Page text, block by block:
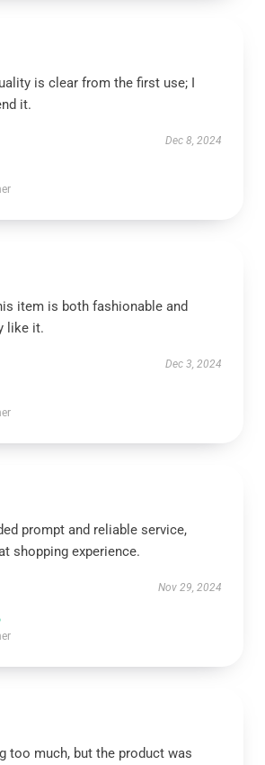
is clear from the first use; I
it.
Dec 8, 2024
item is both fashionable and
like it.
Dec 3, 2024
prompt and reliable service,
shopping experience.
Nov 29, 2024
too much, but the product was